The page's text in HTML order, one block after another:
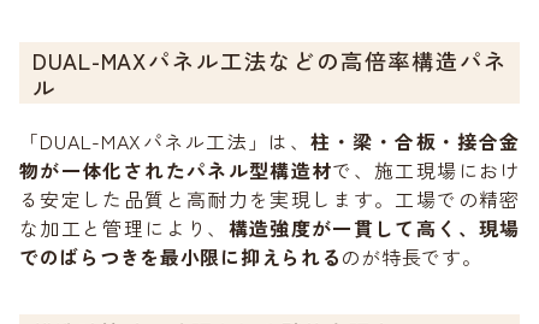
DUAL-MAXパネル工法などの高倍率構造パネ
ル
「DUAL-MAXパネル工法」は、柱・梁・合板・接合金
物が一体化されたパネル型構造材で、施工現場におけ
る安定した品質と高耐力を実現します。工場での精密
な加工と管理により、 構造強度が一貫して高く、現場
でのばらつきを最小限に抑えられるのが特長です。